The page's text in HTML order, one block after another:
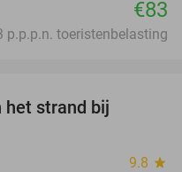
€83
p.p.p.n. toeristenbelasting
het strand bij
9.8 star